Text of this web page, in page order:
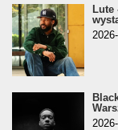
Lute